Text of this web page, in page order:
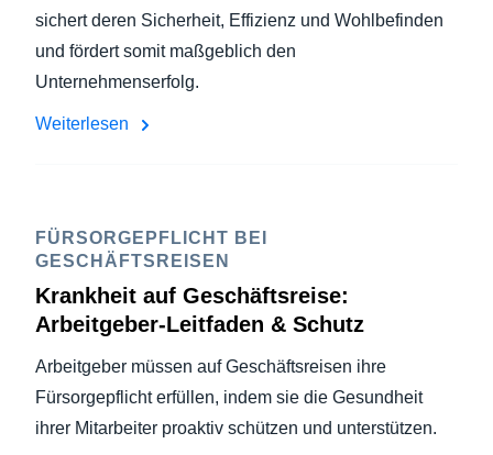
sichert deren Sicherheit, Effizienz und Wohlbefinden
und fördert somit maßgeblich den
Unternehmenserfolg.
Weiterlesen
FÜRSORGEPFLICHT BEI
GESCHÄFTSREISEN
Krankheit auf Geschäftsreise:
Arbeitgeber-Leitfaden & Schutz
Arbeitgeber müssen auf Geschäftsreisen ihre
Fürsorgepflicht erfüllen, indem sie die Gesundheit
ihrer Mitarbeiter proaktiv schützen und unterstützen.